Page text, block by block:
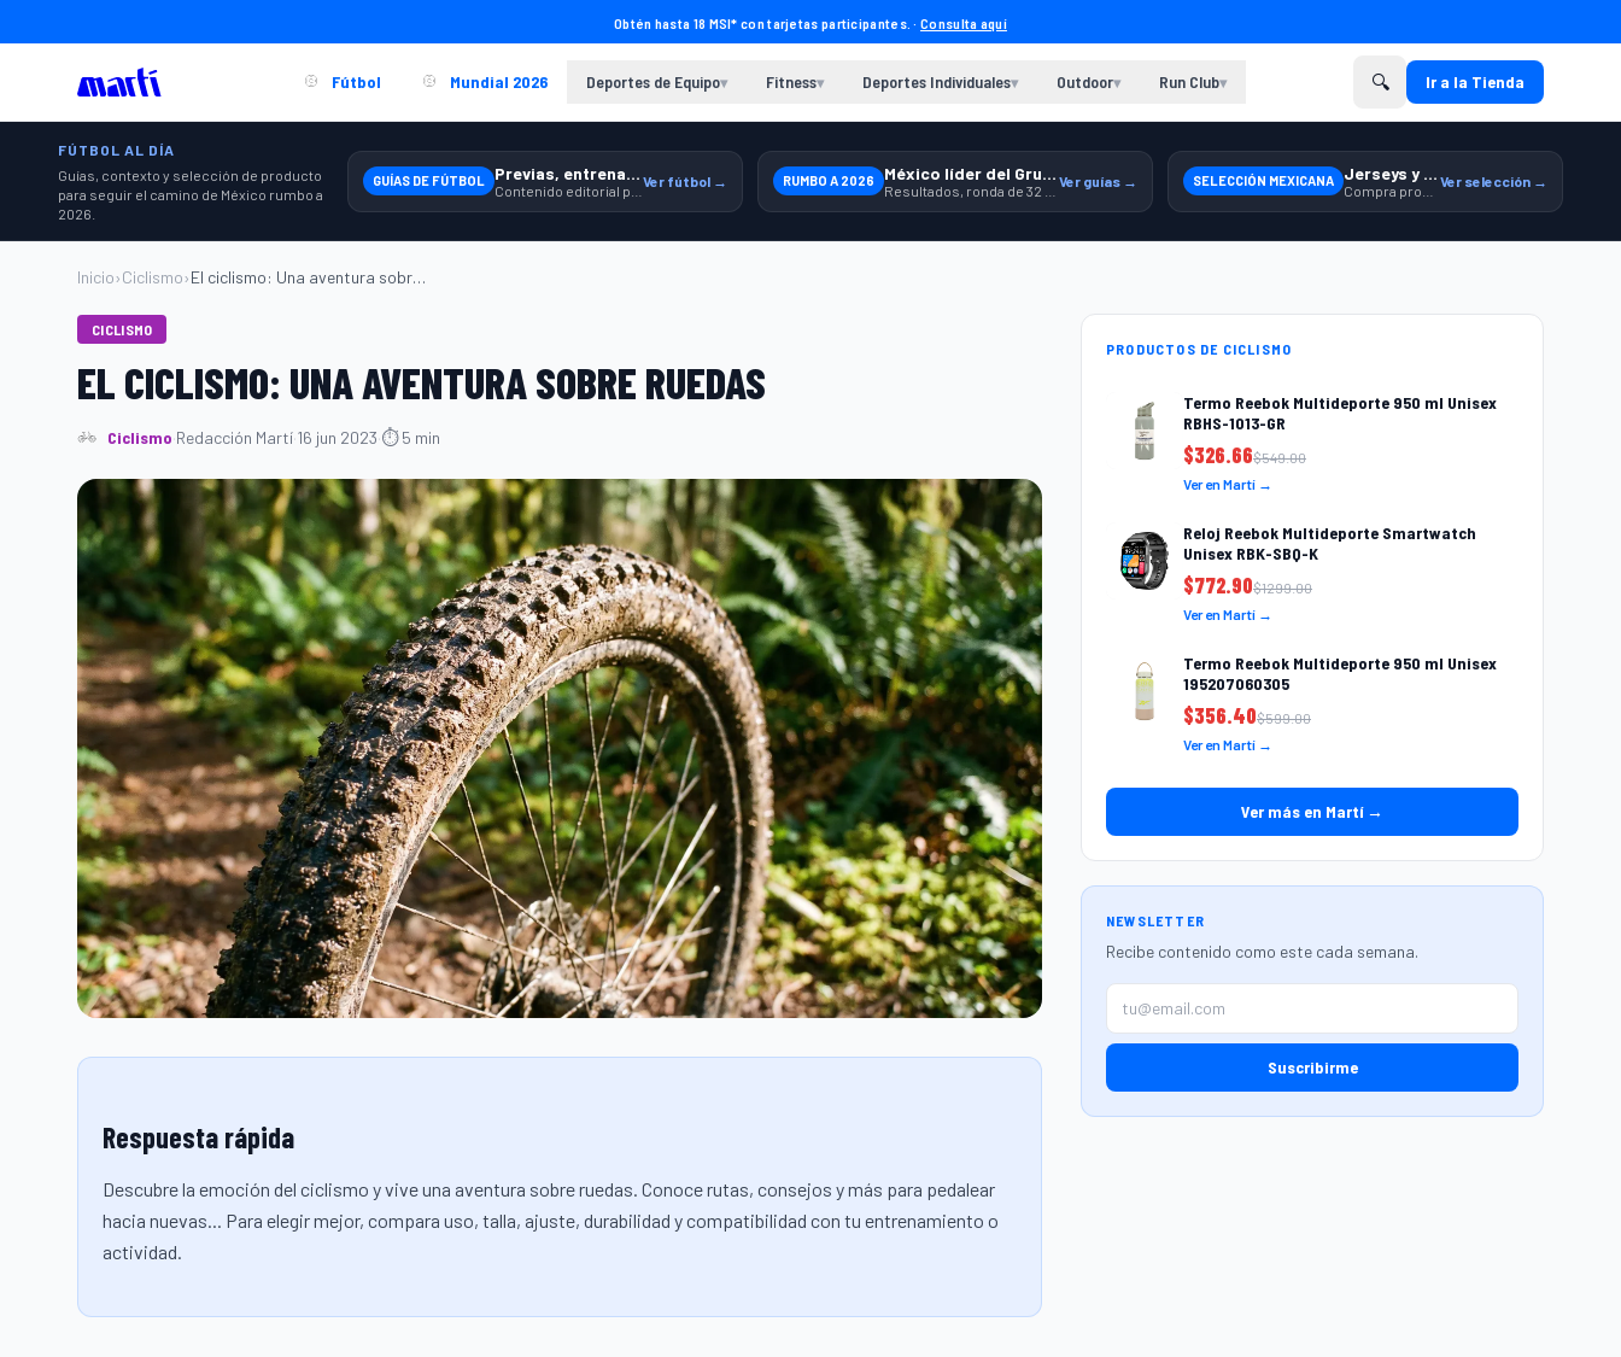
Obtén hasta 18 MSI* con tarjetas participantes. ·Consulta aquí
Fútbol Mundial 2026 Deportes de Equipo▾ Fitness▾ Deportes Individuales▾ Outdoor▾ Run Club▾ 🔍 Ir a la Tienda
FÚTBOL AL DÍA
Guías, contexto y selección de producto
para seguir el camino de México rumbo a
2026.
GUÍAS DE FÚTBOL Previas, entrenamiento y producto Ver fútbol → RUMBO A 2026 México líder del Grupo A Ver guías → SELECCIÓN MEXICANA Jerseys y equipamiento relacionado Ver selección →
Inicio›Ciclismo› El ciclismo: Una aventura sobre ruedas...
CICLISMO
EL CICLISMO: UNA AVENTURA SOBRE RUEDAS
Ciclismo·Redacción Martí·16 jun 2023·⏱ 5 min
Respuesta rápida
Descubre la emoción del ciclismo y vive una aventura sobre ruedas. Conoce rutas, consejos y más para pedalear
hacia nuevas... Para elegir mejor, compara uso, talla, ajuste, durabilidad y compatibilidad con tu entrenamiento o
actividad.
PRODUCTOS DE CICLISMO
Termo Reebok Multideporte 950 ml Unisex
RBHS-1013-GR
$326.66$549.00
Ver en Martí →
Reloj Reebok Multideporte Smartwatch
Unisex RBK-SBQ-K
$772.90$1299.00
Ver en Martí →
Termo Reebok Multideporte 950 ml Unisex
195207060305
$356.40$599.00
Ver en Martí →
Ver más en Martí →
NEWSLETTER
Recibe contenido como este cada semana.
Suscribirme